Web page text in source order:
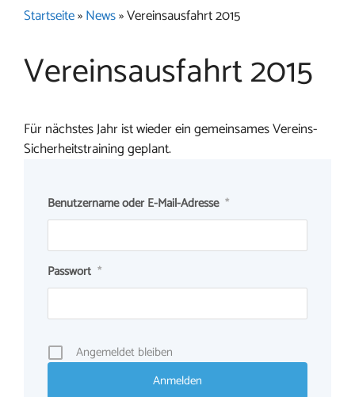
Startseite»News»Vereinsausfahrt 2015
Vereinsausfahrt 2015
Für nächstes Jahr ist wieder ein gemeinsames Vereins-
Sicherheitstraining geplant.
Benutzername oder E-Mail-Adresse *
Passwort *
Angemeldet bleiben